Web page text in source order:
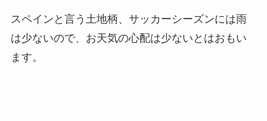
スペインと言う土地柄、サッカーシーズンには雨
は少ないので、お天気の心配は少ないとはおもい
ます。